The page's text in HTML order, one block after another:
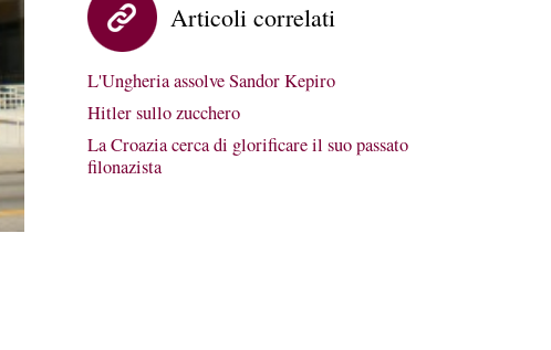
Articoli correlati
L'Ungheria assolve Sandor Kepiro
Hitler sullo zucchero
La Croazia cerca di glorificare il suo passato
filonazista